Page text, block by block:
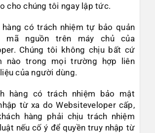
cho chúng tôi ngay lập tức.
có trách nhiệm tự bảo quản
nguồn trên máy chủ của
Chúng tôi không chịu bất cứ
nào trong mọi trường hợp liên
của người dùng.
hàng có trách nhiệm bảo mật
từ xa do Websiteveloper cấp,
hàng phải chịu trách nhiệm
nếu cố ý để quyền truy nhập từ